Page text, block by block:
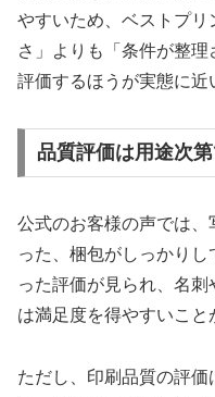
やすいため、ベストプ
さ」よりも「条件が整
評価するほうが実態に近
品質評価は用途次
公式のお客様の声では
った、梱包がしっかり
った評価が見られ、名
は満足度を得やすいこと
ただし、印刷品質の評